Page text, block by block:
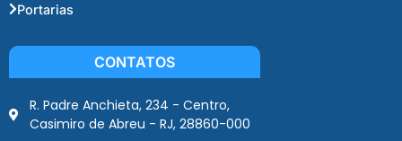
Portarias
CONTATOS
R. Padre Anchieta, 234 - Centro,
Casimiro de Abreu - RJ, 28860-000